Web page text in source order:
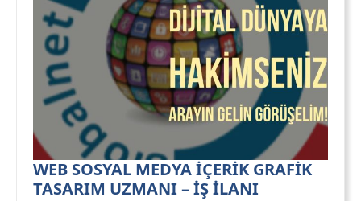
WEB SOSYAL MEDYA İÇERİK GRAFİK
TASARIM UZMANI – İŞ İLANI